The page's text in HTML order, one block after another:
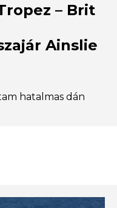
– Brit
Ainslie
hatalmas dán